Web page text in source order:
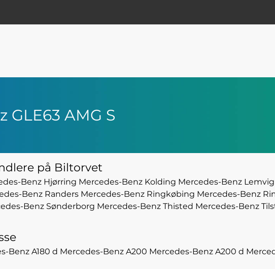
GLE63 AMG S
på Biltorvet
Benz Hjørring Mercedes-Benz Kolding Mercedes-Benz Lemvig
Benz Randers Mercedes-Benz Ringkøbing Mercedes-Benz
Benz Sønderborg Mercedes-Benz Thisted Mercedes-Benz
Benz A180 d Mercedes-Benz A200 Mercedes-Benz A200 d